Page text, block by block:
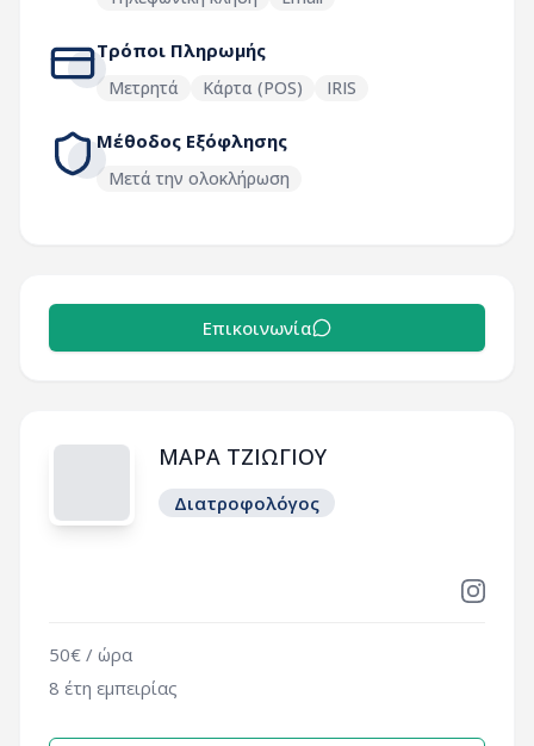
Τρόποι Πληρωμής
Μετρητά Κάρτα (POS) IRIS
Μέθοδος Εξόφλησης
Μετά την ολοκλήρωση
Επικοινωνία
ΜΑΡΑ ΤΖΙΩΓΙΟΥ
Διατροφολόγος
50€ / ώρα
8 έτη εμπειρίας